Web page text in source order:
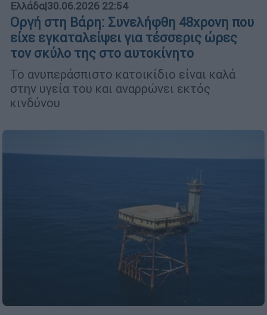
Ελλάδα|30.06.2026 22:54
Οργή στη Βάρη: Συνελήφθη 48χρονη που
είχε εγκαταλείψει για τέσσερις ώρες
τον σκύλο της στο αυτοκίνητο
Το ανυπεράσπιστο κατοικίδιο είναι καλά
στην υγεία του και αναρρώνει εκτός
κινδύνου